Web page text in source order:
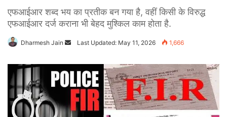
एफआईआर शब्द भय का प्रतीक बन गया है, वहीं किसी के विरुद्ध
एफआईआर दर्ज कराना भी बेहद मुश्किल काम होता है.
Dharmesh Jain
Send
Last Updated: May 11, 2026 1,666